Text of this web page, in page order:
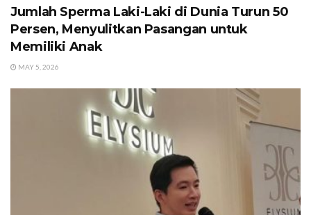
Jumlah Sperma Laki-Laki di Dunia Turun 50
Persen, Menyulitkan Pasangan untuk
Memiliki Anak
MAY 5, 2026